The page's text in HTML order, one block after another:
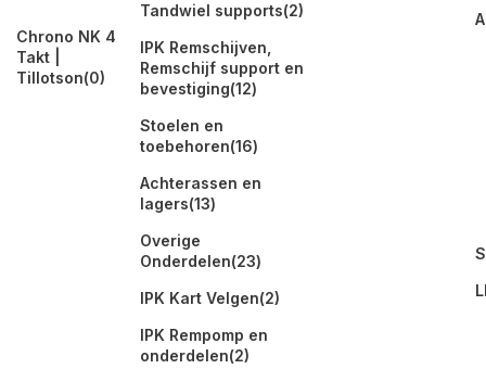
Chrono NK 4
Takt |
Tillotson(0)
Tandwiel supports(2)
IPK Remschijven,
Remschijf support en
bevestiging(12)
Stoelen en
toebehoren(16)
Achterassen en
lagers(13)
Overige
Onderdelen(23)
IPK Kart Velgen(2)
IPK Rempomp en
onderdelen(2)